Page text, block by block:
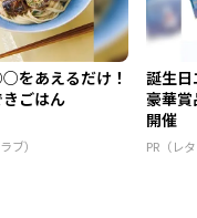
をあえるだけ！
ごはん
ブ）
誕生日
豪華賞
開催
PR（レ